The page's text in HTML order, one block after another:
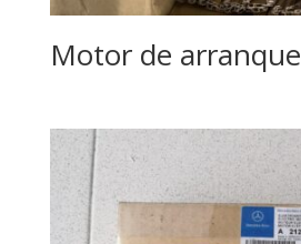
Motor de arranque